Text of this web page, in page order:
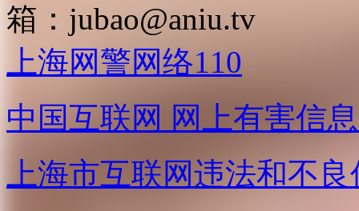
箱： jubao@aniu.tv
上海网警网络110
中国互联网 网上有害信
上海市互联网违法和不